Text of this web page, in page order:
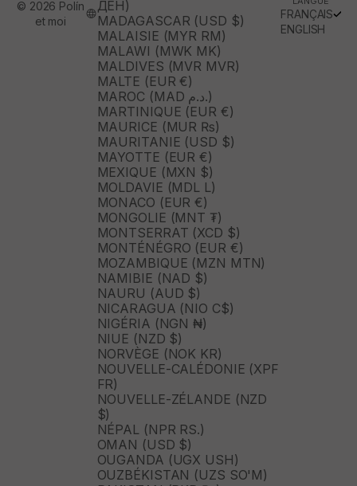
ДЕН)
MADAGASCAR (USD $)
MALAISIE (MYR RM)
MALAWI (MWK MK)
MALDIVES (MVR MVR)
MALTE (EUR €)
MAROC (MAD د.م.)
MARTINIQUE (EUR €)
MAURICE (MUR ₨)
MAURITANIE (USD $)
MAYOTTE (EUR €)
MEXIQUE (MXN $)
MOLDAVIE (MDL L)
MONACO (EUR €)
MONGOLIE (MNT ₮)
MONTSERRAT (XCD $)
MONTÉNÉGRO (EUR €)
MOZAMBIQUE (MZN MTN)
NAMIBIE (NAD $)
NAURU (AUD $)
NICARAGUA (NIO C$)
NIGÉRIA (NGN ₦)
NIUE (NZD $)
NORVÈGE (NOK KR)
NOUVELLE-CALÉDONIE (XPF
FR)
NOUVELLE-ZÉLANDE (NZD
$)
NÉPAL (NPR RS.)
OMAN (USD $)
OUGANDA (UGX USH)
OUZBÉKISTAN (UZS SO'M)
FRANÇAIS
ENGLISH
© 2026 Polín
et moi